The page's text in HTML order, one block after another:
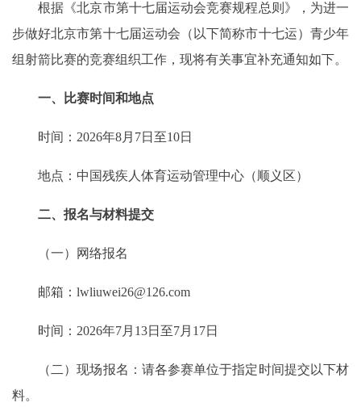
根据《北京市第十七届运动会竞赛规程总则》，为进一
步做好北京市第十七届运动会（以下简称市十七运）青少年
组射箭比赛的竞赛组织工作，现将有关事宜补充通知如下。
一、比赛时间和地点
时间：2026年8月7日至10日
地点：中国残疾人体育运动管理中心（顺义区）
二、报名与材料提交
（一）网络报名
邮箱：lwliuwei26@126.com
时间：2026年7月13日至7月17日
（二）现场报名：请各参赛单位于指定时间提交以下材
料。